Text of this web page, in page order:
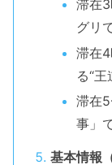
滞在
グリ
滞在
る“王
滞在
事」
基本情報